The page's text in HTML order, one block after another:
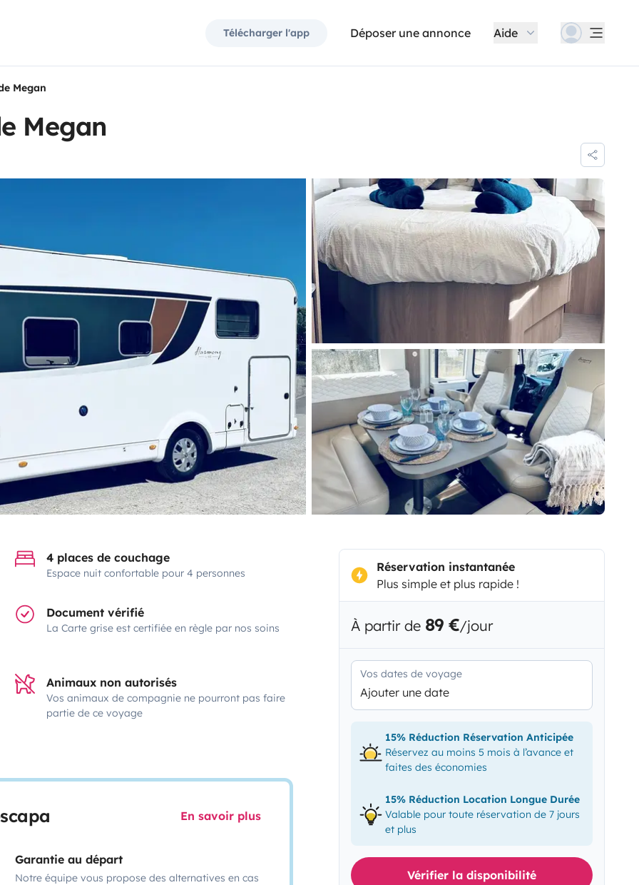
Télécharger l'app Déposer une annonce Aide
Megan
Megan
4 places de couchage
Espace nuit confortable pour 4 personnes
Document vérifié
La Carte grise est certifiée en règle par nos soins
Animaux non autorisés
Vos animaux de compagnie ne pourront pas faire
partie de ce voyage
En savoir plus
Garantie au départ
Notre équipe vous propose des alternatives en cas
Réservation instantanée
Plus simple et plus rapide !
À partir de 89 €/jour
Vos dates de voyage
Ajouter une date
15% Réduction Réservation Anticipée
Réservez au moins 5 mois à l’avance et
faites des économies
15% Réduction Location Longue Durée
Valable pour toute réservation de 7 jours
et plus
Vérifier la disponibilité